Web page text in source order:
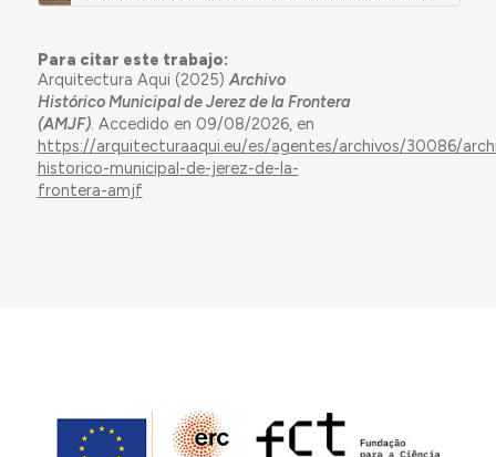
Para citar este trabajo:
Arquitectura Aqui (2025)Archivo
Histórico Municipal de Jerez de la Frontera
(AMJF). Accedido en 09/08/2026, en
https://arquitecturaaqui.eu/es/agentes/archivos/30086/
historico-municipal-de-jerez-de-la-
frontera-amjf